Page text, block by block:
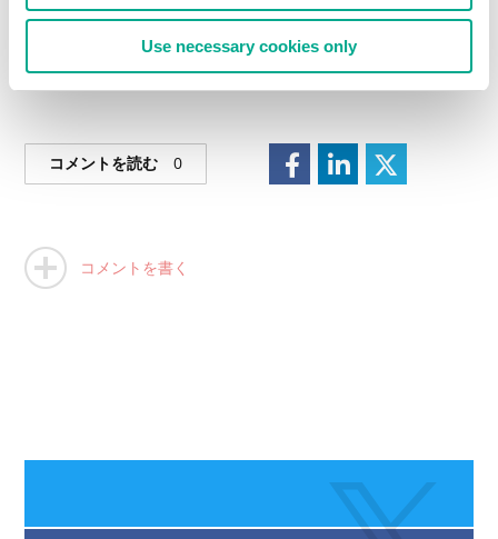
Use necessary cookies only
コメントを読む 0
コメントを書く